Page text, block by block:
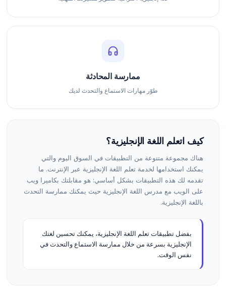
ممارسة المحادثة
طوّر مهارات الاستماع والتحدث لديك
كيف اتعلم اللغة الإنجليزية؟
هناك مجموعة متنوعة من التطبيقات في السوق اليوم والتي
يمكنك استخدامها لخدمة تعلم اللغة الإنجليزية عبر الإنترنت. ما
تقدمه لك هذه التطبيقات بشكل أساسي: هو مقابلتك بكاميرا ويب
على الويب مع مدرس اللغة الإنجليزية حيث يمكنك ممارسة التحدث
باللغة الإنجليزية.
بفضل تطبيقات تعلم اللغة الإنجليزية، يمكنك تحسين لغتك
الإنجليزية بسرعة من خلال ممارسة الاستماع والتحدث في
نفس الوقت.